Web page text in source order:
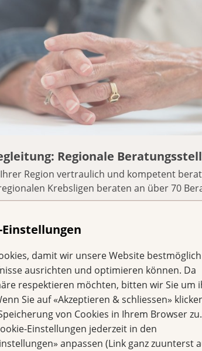
damit wir unsere Website bestmöglich
ausrichten und optimieren können. Da
respektieren möchten, bitten wir Sie um
Sie auf «Akzeptieren & schliessen»
von Cookies in Ihrem Browser zu.
Einstellungen jederzeit in den
anpassen (Link ganz zuunterst
Regionale
Region vertraulich und kompetent
Krebsligen beraten an über 70